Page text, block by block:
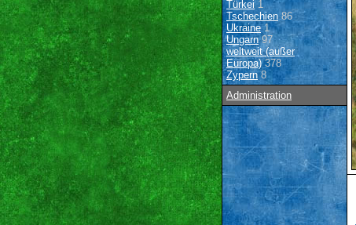
Türkei1
Tschechien 86
Ukraine1
Ungarn97
weltweit (außer
Europa)378
Zypern8
Administration